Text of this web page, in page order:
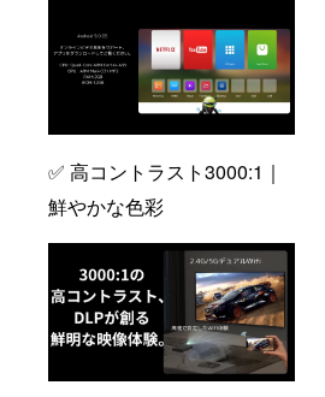
✅ 高コントラスト3000:1｜
鮮やかな色彩